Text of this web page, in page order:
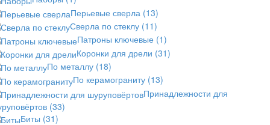
Перьевые сверла (13)
Сверла по стеклу (11)
Патроны ключевые (1)
Коронки для дрели (31)
По металлу (18)
По керамограниту (13)
Принадлежности для
(33)
Биты (31)